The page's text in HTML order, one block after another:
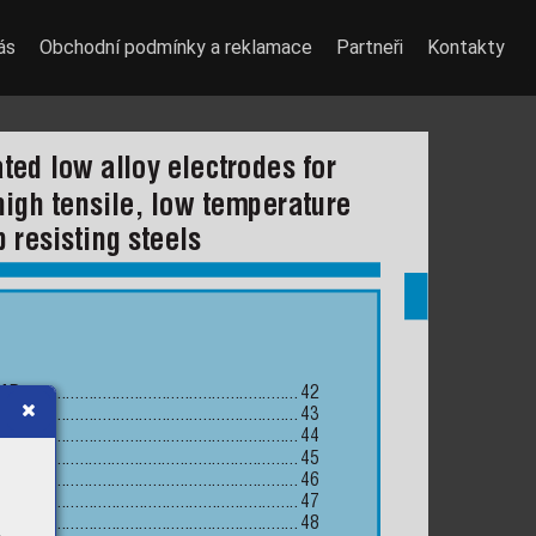
.............................................................
42
............................................................. 43
............................................................. 44
45
46
.............................................................. 47
........................................................... 48
low alloy electrodes for
tensile, low temperature
resisting steels
Obchodní podmínky a reklamace Partneři Kontakty